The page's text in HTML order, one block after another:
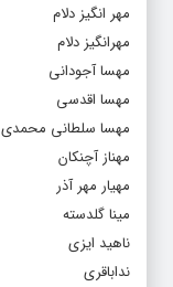
مهر انگیز دلام
مهرانگیز دلام
مهسا آجودانی
مهسا اقدسی
مهسا سلطانی محمدی
مهناز آچنکان
مهیار مهر آذر
مینا گلدسته
ناهید ایزی
نداباقری